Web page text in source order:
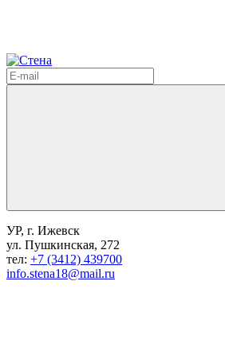
УР, г. Ижевск
ул. Пушкинская, 272
тел: +7 (3412) 439700
info.stena18@mail.ru